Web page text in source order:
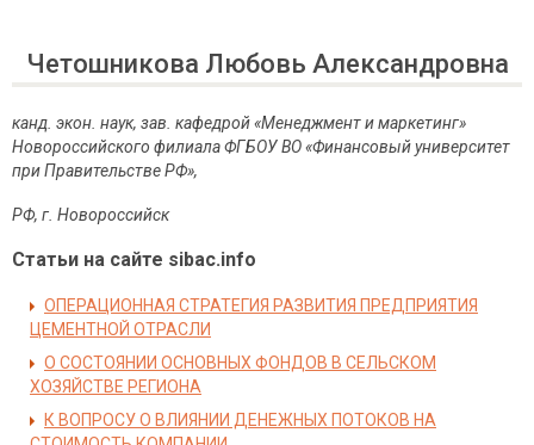
Четошникова Любовь Александровна
канд. экон. наук, зав. кафедрой «Менеджмент и маркетинг»
Новороссийского филиала ФГБОУ ВО «Финансовый университет
при Правительстве РФ»,
РФ, г. Новороссийск
Статьи на сайте sibac.info
ОПЕРАЦИОННАЯ СТРАТЕГИЯ РАЗВИТИЯ ПРЕДПРИЯТИЯ
ЦЕМЕНТНОЙ ОТРАСЛИ
О СОСТОЯНИИ ОСНОВНЫХ ФОНДОВ В СЕЛЬСКОМ
ХОЗЯЙСТВЕ РЕГИОНА
К ВОПРОСУ О ВЛИЯНИИ ДЕНЕЖНЫХ ПОТОКОВ НА